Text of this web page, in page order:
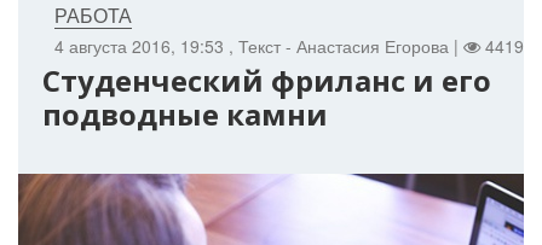
4 августа 2016, 19:53 , Текст - Анастасия Егорова | 4419 |
РАБОТА
Студенческий фриланс и его
подводные камни